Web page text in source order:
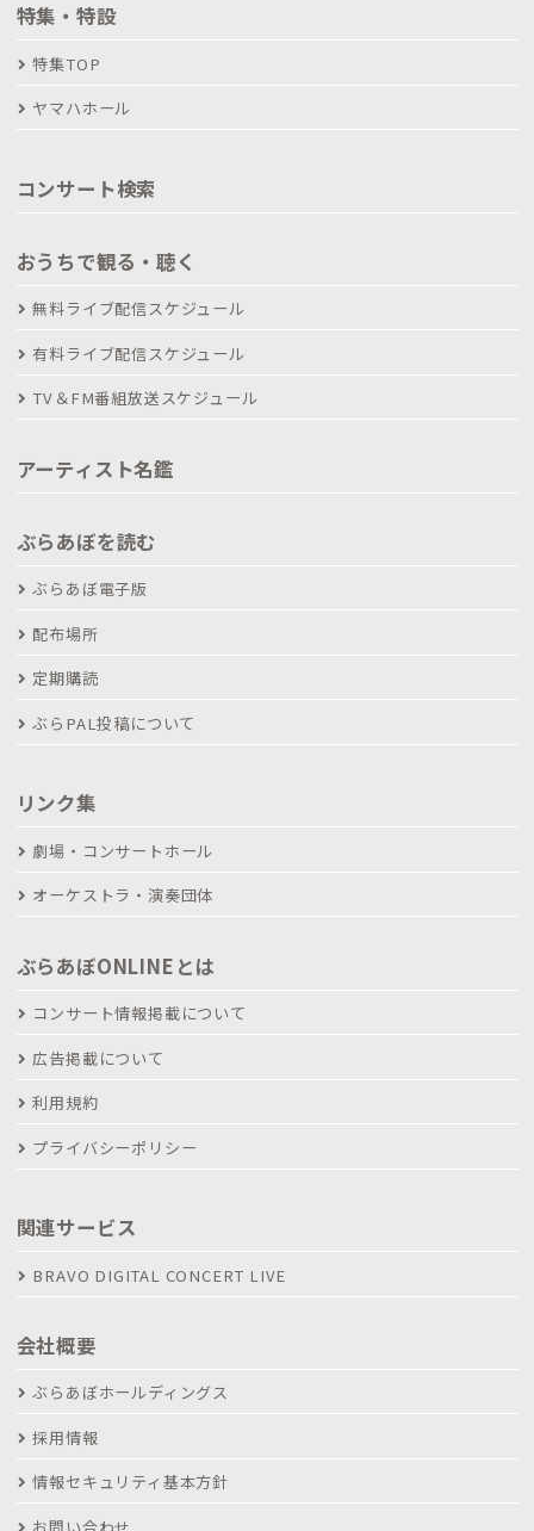
特集・特設
特集TOP
ヤマハホール
コンサート検索
おうちで観る・聴く
無料ライブ配信スケジュール
有料ライブ配信スケジュール
TV＆FM番組放送スケジュール
アーティスト名鑑
ぶらあぼを読む
ぶらあぼ電子版
配布場所
定期購読
ぶらPAL投稿について
リンク集
劇場・コンサートホール
オーケストラ・演奏団体
ぶらあぼONLINEとは
コンサート情報掲載について
広告掲載について
利用規約
プライバシーポリシー
関連サービス
BRAVO DIGITAL CONCERT LIVE
会社概要
ぶらあぼホールディングス
採用情報
情報セキュリティ基本方針